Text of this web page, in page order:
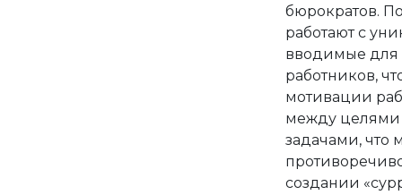
бюрократов.
работают с
вводимые для
работников,
мотивации
между целями
задачами, что
создании